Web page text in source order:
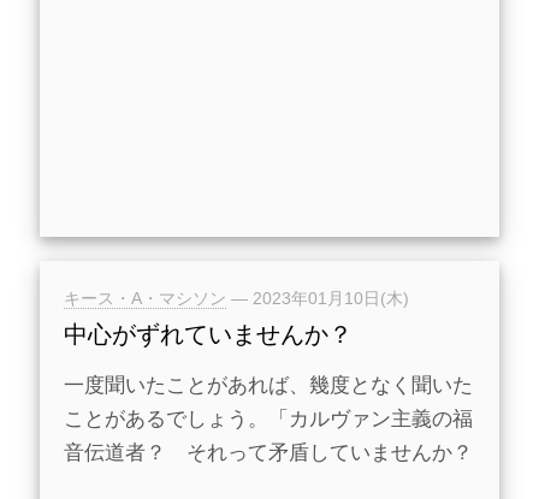
キース・A・マシソン — 2023年01月10日(木)
中心がずれていませんか？
一度聞いたことがあれば、幾度となく聞いた
ことがあるでしょう。「カルヴァン主義の福
音伝道者？ それって矛盾していませんか？